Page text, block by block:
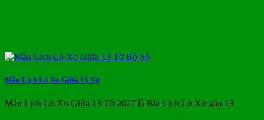
Mẫu Lịch Lò Xo Giữa 13 Tờ
Mẫu Lịch Lò Xo Giữa 13 Tờ 2027 là Bìa Lịch Lò Xo gắn 13